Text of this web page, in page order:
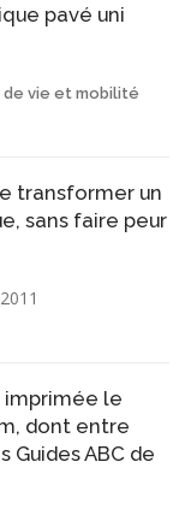
pavé uni
de vie et mobilité
transformer un
sans faire peur
imprimée le
dont entre
Guides ABC de